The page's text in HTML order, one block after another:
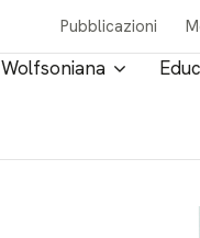
Pubblicazioni
Wolfsoniana